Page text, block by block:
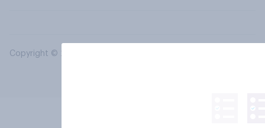
Copyright © 2026 YouGov PLC. Alle Rechte vorbehalten.